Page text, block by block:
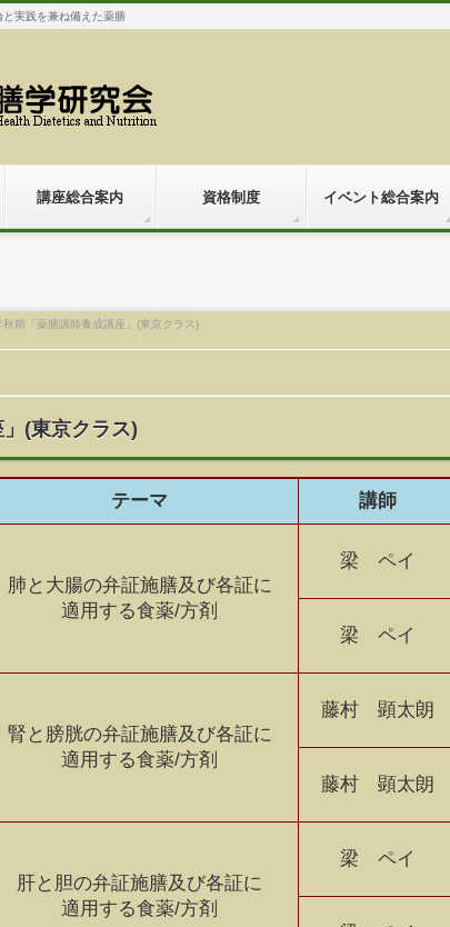
実践を兼ね備えた薬膳
講座総合案内 資格制度 イベント総合案内
秋期「薬膳講師養成講座」(東京クラス)
(東京クラス)
テーマ 講師
肺と大腸の弁証施膳及び各証に
適用する食薬/方剤
梁 ペイ
梁 ペイ
腎と膀胱の弁証施膳及び各証に
適用する食薬/方剤
藤村 顕太朗
藤村 顕太朗
肝と胆の弁証施膳及び各証に
適用する食薬/方剤
梁 ペイ